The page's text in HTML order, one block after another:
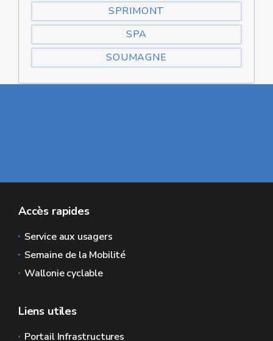
SPRIMONT
SPA
SOUMAGNE
Accès rapides
Service aux usagers
Semaine de la Mobilité
Wallonie cyclable
Liens utiles
Portail Infrastructures